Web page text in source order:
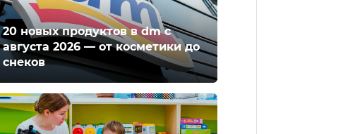
20 новых продуктов в dm с
августа 2026 — от косметики до
снеков